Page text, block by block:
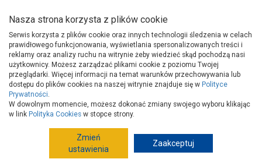
Strona główna Wykończenie Dekoracja ścian Kleje do tapet
Nasza strona korzysta z plików cookie
Serwis korzysta z plików cookie oraz innych technologii śledzenia w celach
prawidłowego funkcjonowania, wyświetlania spersonalizowanych treści i
reklamy oraz analizy ruchu na witrynie żeby wiedzieć skąd pochodzą nasi
użytkownicy. Możesz zarządzać plikami cookie z poziomu Twojej
przeglądarki. Więcej informacji na temat warunków przechowywania lub
dostępu do plików cookies na naszej witrynie znajduje się w Polityce
Prywatności.
W dowolnym momencie, możesz dokonać zmiany swojego wyboru klikając
w link Polityka Cookies w stopce strony.
Zmień
ustawienia
Zaakceptuj